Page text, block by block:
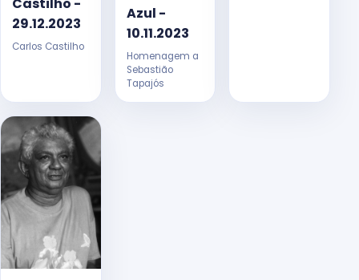
29.12.2023
Carlos Castilho
Azul -
10.11.2023
Homenagem a
Sebastião
Tapajós